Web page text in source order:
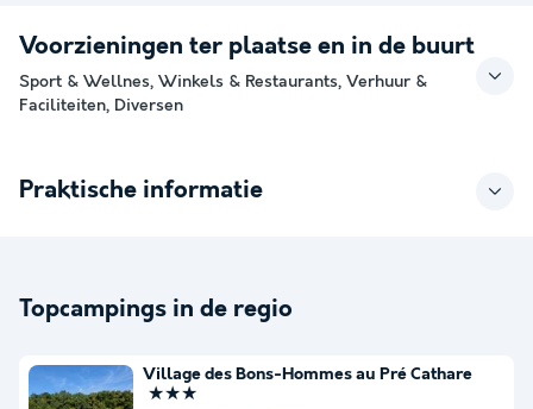
Voorzieningen ter plaatse en in de buurt
Sport & Wellnes, Winkels & Restaurants, Verhuur &
Faciliteiten, Diversen
Praktische informatie
Topcampings in de regio
Village des Bons-Hommes au Pré Cathare
★★★